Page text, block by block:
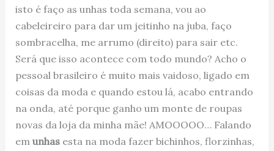
isto é faço as unhas toda semana, vou ao
cabeleireiro para dar um jeitinho na juba, faço
sombracelha, me arrumo (direito) para sair etc.
Será que isso acontece com todo mundo? Acho o
pessoal brasileiro é muito mais vaidoso, ligado em
coisas da moda e quando estou lá, acabo entrando
na onda, até porque ganho um monte de roupas
novas da loja da minha mãe! AMOOOOO… Falando
em unhasesta na moda fazer bichinhos, florzinhas,